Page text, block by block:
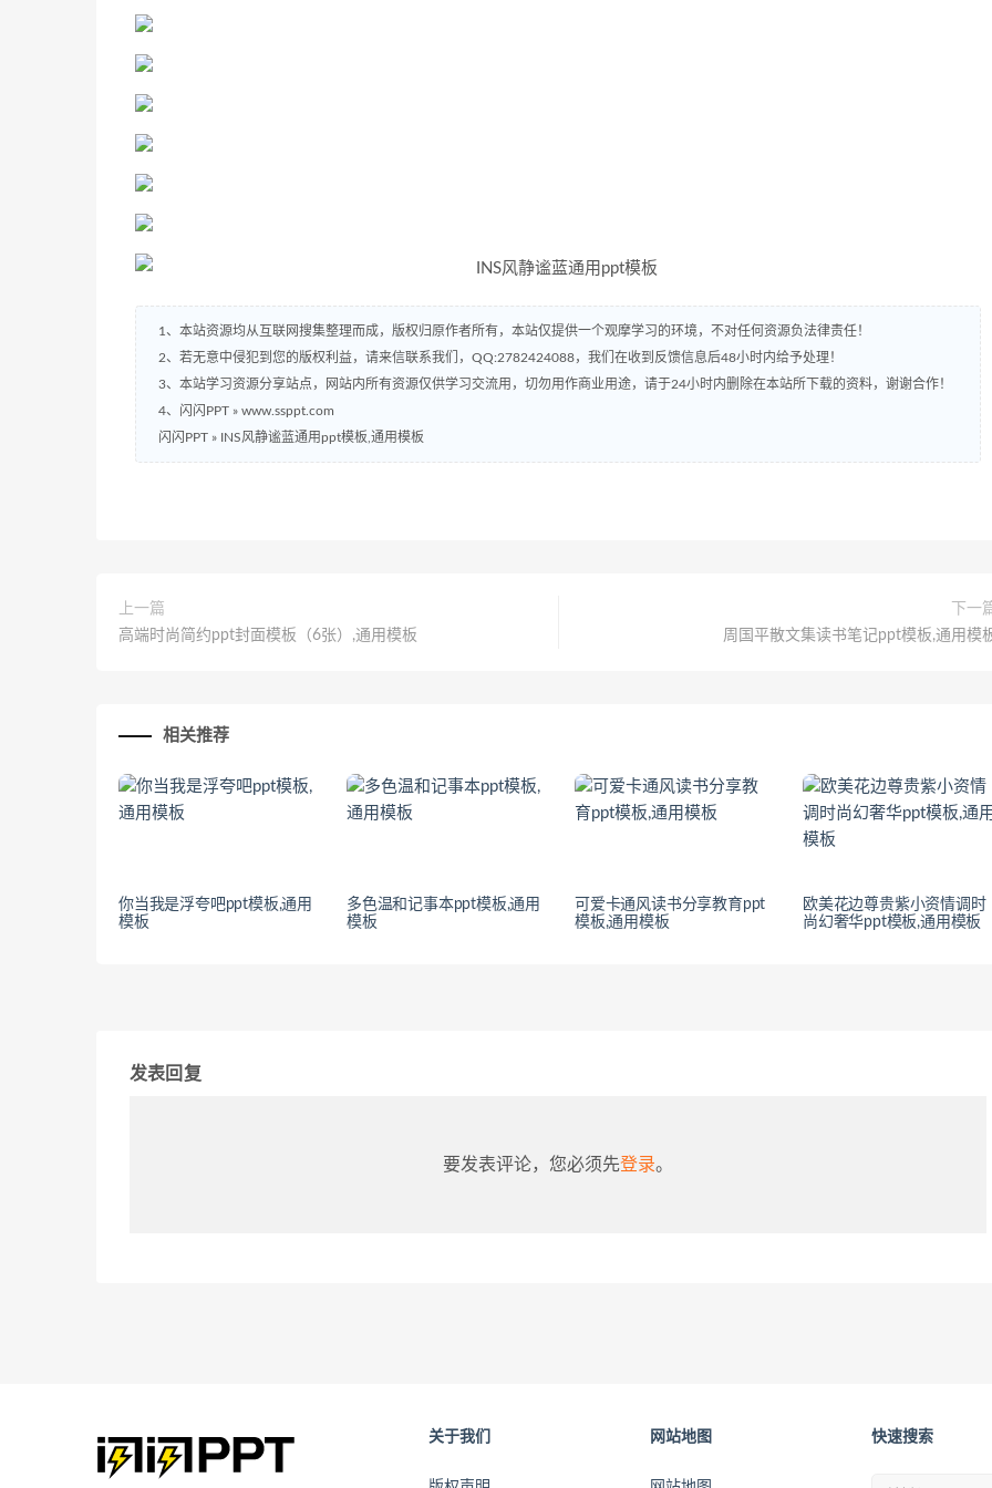
1、本站资源均从互联网搜集整理而成，版权归原作者所有，本站仅提供一个观摩学习的环境，不对任何资源负法律责任！
2、若无意中侵犯到您的版权利益，请来信联系我们，QQ:2782424088，我们在收到反馈信息后48小时内给予处理！
3、本站学习资源分享站点，网站内所有资源仅供学习交流用，切勿用作商业用途，请于24小时内删除在本站所下载的资料，谢谢合作！
4、闪闪PPT » www.ssppt.com
闪闪PPT » INS风静谧蓝通用ppt模板,通用模板
上一篇
高端时尚简约ppt封面模板（6张）,通用模板
下一
周国平散文集读书笔记ppt模板,通用模
相关推荐
你当我是浮夸吧ppt模板,通用
模板
多色温和记事本ppt模板,通用
模板
可爱卡通风读书分享教育ppt
模板,通用模板
欧美花边尊贵紫小资情调时
尚幻奢华ppt模板,通用模板
发表回复
要发表评论，您必须先登录。
关于我们 网站地图 快速搜索